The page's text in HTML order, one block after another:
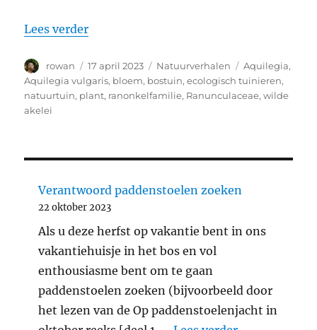
Lees verder“Wilde akelei”
Auteur
rowan
Geplaatst
op
17 april 2023 Categorieën
Natuurverhalen Tags
Aquilegia,
Aquilegia vulgaris, bloem, bostuin,ecologisch tuinieren,
natuurtuin, plant, ranonkelfamilie, Ranunculaceae,wilde
akelei
Verantwoord paddenstoelen zoeken
22 oktober 2023
Als u deze herfst op vakantie bent in ons
vakantiehuisje in het bos en vol
enthousiasme bent om te gaan
paddenstoelen zoeken (bijvoorbeeld door
het lezen van de Op paddenstoelenjacht in